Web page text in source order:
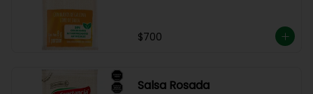
$700
Salsa Rosada